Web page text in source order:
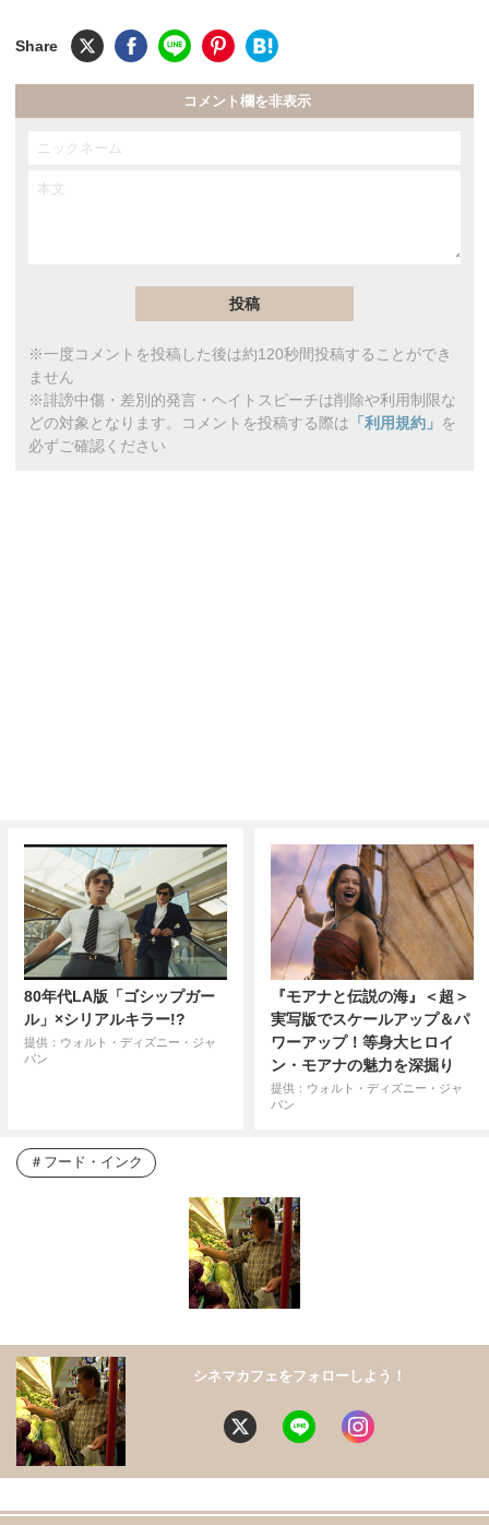
コメント欄を非表示
※一度コメントを投稿した後は約120秒間投稿することができ
ません
※誹謗中傷・差別的発言・ヘイトスピーチは削除や利用制限な
どの対象となります。コメントを投稿する際は 「利用規約」 を
必ずご確認ください
80年代LA版「ゴシップガー
ル」×シリアルキラー!?
提供：ウォルト・ディズニー・ジャ
パン
『モアナと伝説の海』＜超＞
実写版でスケールアップ＆パ
ワーアップ！等身大ヒロイ
ン・モアナの魅力を深掘り
提供：ウォルト・ディズニー・ジャ
パン
フード・インク
シネマカフェをフォローしよう！